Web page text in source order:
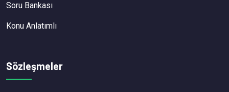
Soru Bankası
Konu Anlatımlı
Sözleşmeler